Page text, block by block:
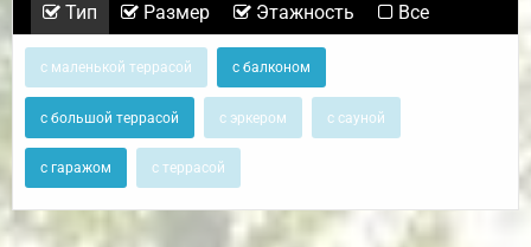
Тип Размер Этажность Все
с маленькой террасой с балконом
с большой террасой с эркером с сауной
с гаражом с террасой